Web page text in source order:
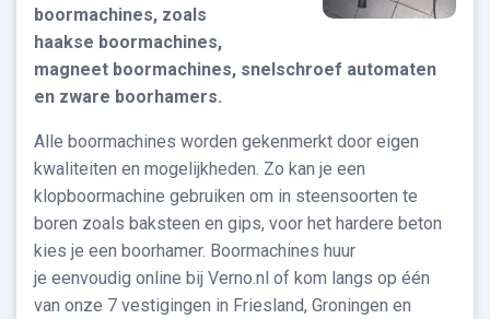
boormachines, zoals
haakse boormachines,
magneet boormachines, snelschroef automaten
en zware boorhamers.
Alle boormachines worden gekenmerkt door eigen
kwaliteiten en mogelijkheden. Zo kan je een
klopboormachine gebruiken om in steensoorten te
boren zoals baksteen en gips, voor het hardere beton
kies je een boorhamer. Boormachines huur
je eenvoudig online bij Verno.nl of kom langs op één
van onze 7 vestigingen in Friesland, Groningen en